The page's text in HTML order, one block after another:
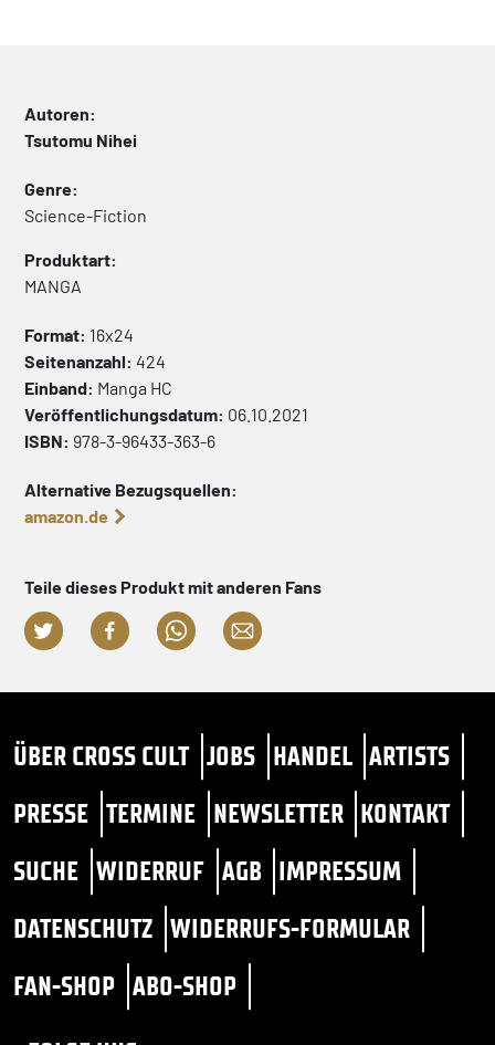
Autoren:
Tsutomu Nihei
Genre:
Science-Fiction
Produktart:
MANGA
Format: 16x24
Seitenanzahl: 424
Einband: Manga HC
Veröffentlichungsdatum: 06.10.2021
ISBN: 978-3-96433-363-6
Alternative Bezugsquellen:
amazon.de
Teile dieses Produkt mit anderen Fans
ÜBER CROSS CULT JOBS HANDEL ARTISTS
PRESSE TERMINE NEWSLETTER KONTAKT
SUCHE WIDERRUF AGB IMPRESSUM
DATENSCHUTZ WIDERRUFS-FORMULAR
FAN-SHOP ABO-SHOP